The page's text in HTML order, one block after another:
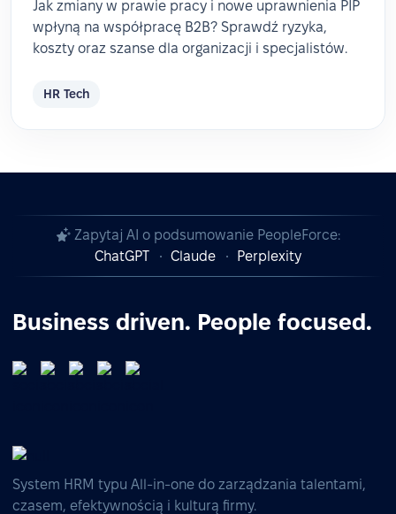
Jak zmiany w prawie pracy i nowe uprawnienia PIP
wpłyną na współpracę B2B? Sprawdź ryzyka,
koszty oraz szanse dla organizacji i specjalistów.
HR Tech
Zapytaj AI o podsumowanie PeopleForce:
ChatGPT
Claude Perplexity
Business driven. People focused.
System HRM typu All-in-one do zarządzania talentami,
czasem, efektywnością i kulturą firmy.